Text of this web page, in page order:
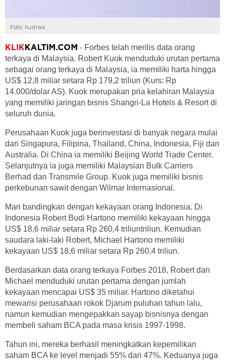
Foto: Ilustrasi
KLIK KALTIM.COM - Forbes telah merilis data orang
terkaya di Malaysia. Robert Kuok menduduki urutan pertama
sebagai orang terkaya di Malaysia, ia memiliki harta hingga
US$ 12,8 miliar setara Rp 179,2 triliun (Kurs: Rp
14.000/dolar AS). Kuok merupakan pria kelahiran Malaysia
yang memiliki jaringan bisnis Shangri-La Hotels & Resort di
seluruh dunia.
Perusahaan Kuok juga berinvestasi di banyak negara mulai
dari Singapura, Filipina, Thailand, China, Indonesia, Fiji dan
Australia. Di China ia memiliki Beijing World Trade Center.
Selanjutnya ia juga memiliki Malaysian Bulk Carriers
Berhad dan Transmile Group. Kuok juga memiliki bisnis
perkebunan sawit dengan Wilmar Internasional.
Mari bandingkan dengan kekayaan orang Indonesia. Di
Indonesia Robert Budi Hartono memiliki kekayaan hingga
US$ 18,6 miliar setara Rp 260,4 triliuntriliun. Kemudian
saudara laki-laki Robert, Michael Hartono memiliki
kekayaan US$ 18,6 miliar setara Rp 260,4 triliun.
Berdasarkan data orang terkaya Forbes 2018, Robert dan
Michael menduduki urutan pertama dengan jumlah
kekayaan mencapai US$ 35 miliar. Hartono diketahui
mewarisi perusahaan rokok Djarum puluhan tahun lalu,
namun kemudian mengepakkan sayap bisnisnya dengan
membeli saham BCA pada masa krisis 1997-1998.
Tahun ini, mereka berhasil meningkatkan kepemilikan
saham BCA ke level menjadi 55% dari 47%. Keduanya juga